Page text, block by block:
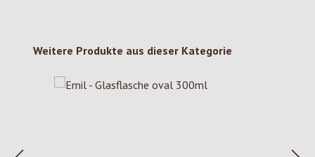
Produktgalerie überspringen
Weitere Produkte aus dieser Kategorie